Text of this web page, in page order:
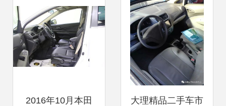
2016年10月本田 大理精品二手车市